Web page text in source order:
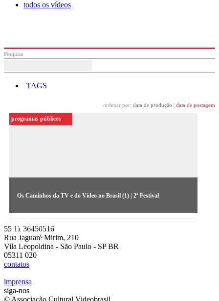
todos os vídeos
Pesquisa
TAGS
ordenar por: data de produção data de postagem
Os Caminhos da TV e do Vídeo no Brasil (1) | 2º Festival
Primeiro debate realizado no Festival de 1984, abordou
aspectos políticos e econômicos (áudio cedido pelo Acervo do
MIS-SP)
programas públicos
55 11 36450516
Rua Jaguaré Mirim, 210
Vila Leopoldina - São Paulo - SP BR
05311 020
contatos
imprensa
siga-nos